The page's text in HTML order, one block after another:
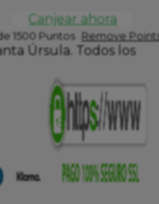
Canjear ahora
1500 Puntos Remove
Úrsula. Todos los